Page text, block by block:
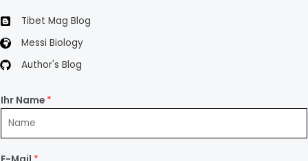
Tibet Mag Blog
Messi Biology
Author's Blog
Ihr Name *